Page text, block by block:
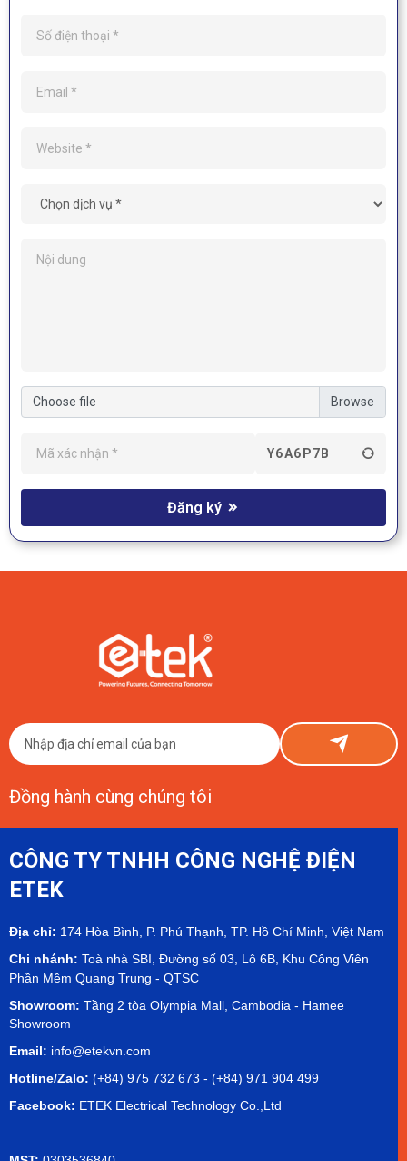
Đăng ký
ETEK
Chi nhánh: Toà nhà SBI, Đường số 03, Lô 6B, Khu Công Viên
Phần Mềm Quang Trung - QTSC
Showroom:Tầng 2 tòa Olympia Mall, Cambodia - Hamee
Showroom
Email:info@etekvn.com
Hotline/Zalo:(+84) 975 732 673 - (+84) 971 904 499
Facebook:ETEK Electrical Technology Co.,Ltd